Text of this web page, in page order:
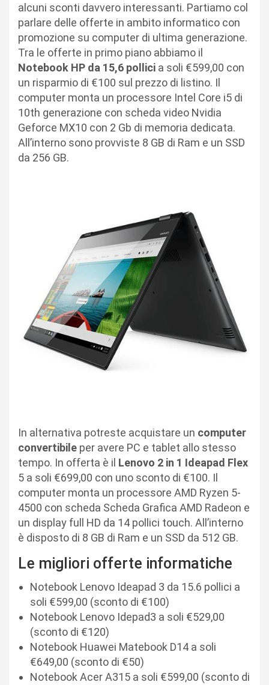
alcuni sconti davvero interessanti. Partiamo col
parlare delle offerte in ambito informatico con
promozione su computer di ultima generazione.
Tra le offerte in primo piano abbiamo il
Notebook HP da 15,6 pollici a soli €599,00 con
un risparmio di €100 sul prezzo di listino. Il
computer monta un processore Intel Core i5 di
10th generazione con scheda video Nvidia
Geforce MX10 con 2 Gb di memoria dedicata.
All’interno sono provviste 8 GB di Ram e un SSD
da 256 GB.
In alternativa potreste acquistare un computer
convertibile per avere PC e tablet allo stesso
tempo. In offerta è il Lenovo 2 in 1 Ideapad Flex
5 a soli €699,00 con uno sconto di €100. Il
computer monta un processore AMD Ryzen 5-
4500 con scheda Scheda Grafica AMD Radeon e
un display full HD da 14 pollici touch. All’interno
è disposto di 8 GB di Ram e un SSD da 512 GB.
Le migliori offerte informatiche
Notebook Lenovo Ideapad 3 da 15.6 pollici a
soli €599,00 (sconto di €100)
Notebook Lenovo Idepad3 a soli €529,00
(sconto di €120)
Notebook Huawei Matebook D14 a soli
€649,00 (sconto di €50)
Notebook Acer A315 a soli €599,00 (sconto di